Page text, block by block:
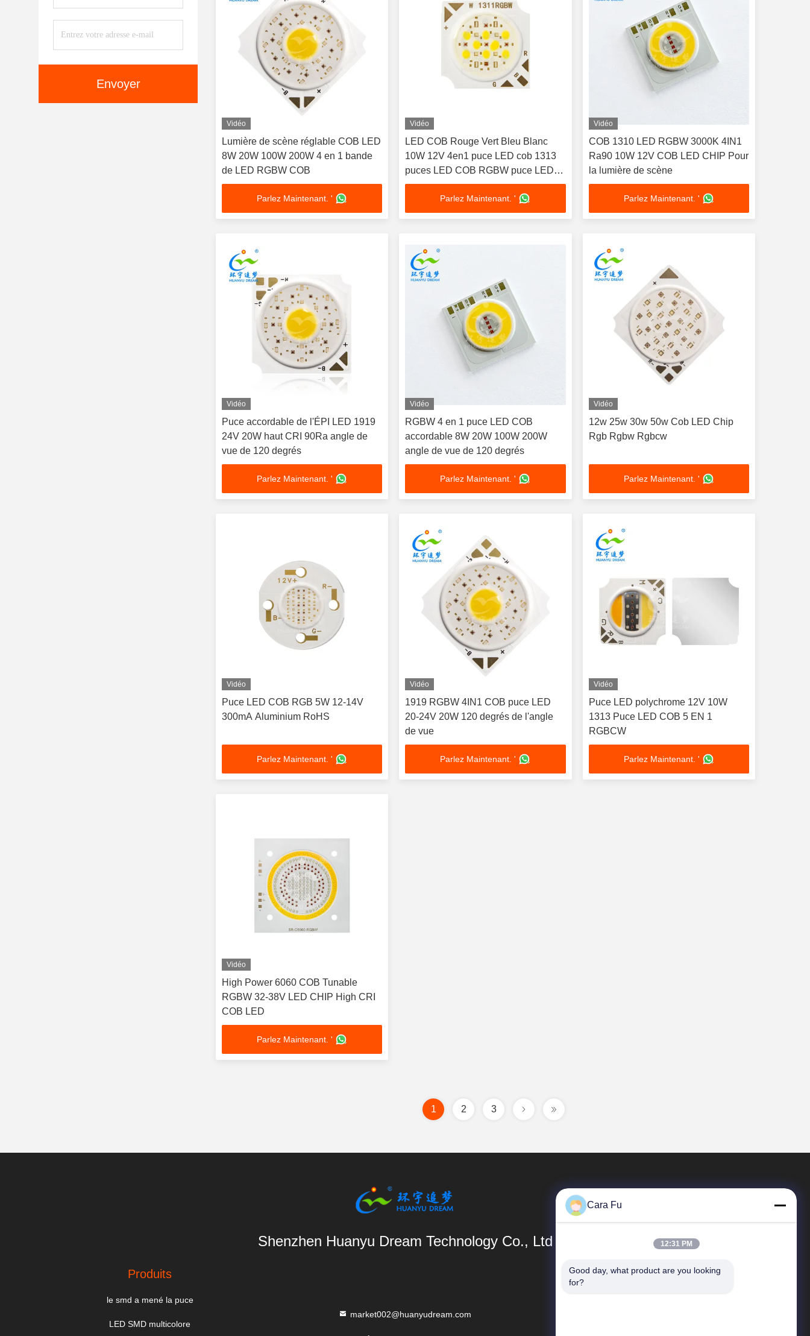
Envoyer
Vidéo
Lumière de scène réglable COB LED
8W 20W 100W 200W 4 en 1 bande
de LED RGBW COB
Parlez Maintenant. '
Vidéo
LED COB Rouge Vert Bleu Blanc
10W 12V 4en1 puce LED cob 1313
puces LED COB RGBW puce LED
cob accordable nouveau design
Couleurs uniformément réparties
Lumière uniformément répartie
Parlez Maintenant. '
Vidéo
COB 1310 LED RGBW 3000K 4IN1
Ra90 10W 12V COB LED CHIP Pour
la lumière de scène
Parlez Maintenant. '
Vidéo
Puce accordable de l'ÉPI LED 1919
24V 20W haut CRI 90Ra angle de
vue de 120 degrés
Parlez Maintenant. '
Vidéo
RGBW 4 en 1 puce LED COB
accordable 8W 20W 100W 200W
angle de vue de 120 degrés
Parlez Maintenant. '
Vidéo
12w 25w 30w 50w Cob LED Chip
Rgb Rgbw Rgbcw
Parlez Maintenant. '
Vidéo
Puce LED COB RGB 5W 12-14V
300mA Aluminium RoHS
Parlez Maintenant. '
Vidéo
1919 RGBW 4IN1 COB puce LED
20-24V 20W 120 degrés de l'angle
de vue
Parlez Maintenant. '
Vidéo
Puce LED polychrome 12V 10W
1313 Puce LED COB 5 EN 1
RGBCW
Parlez Maintenant. '
Vidéo
High Power 6060 COB Tunable
RGBW 32-38V LED CHIP High CRI
COB LED
Parlez Maintenant. '
1 2 3
Shenzhen Huanyu Dream Technology Co., Ltd
Produits
le smd a mené la puce
LED SMD multicolore
market002@huanyudream.com
Liens Rapides
Cara Fu
12:31 PM
Good day, what product are you looking
for?